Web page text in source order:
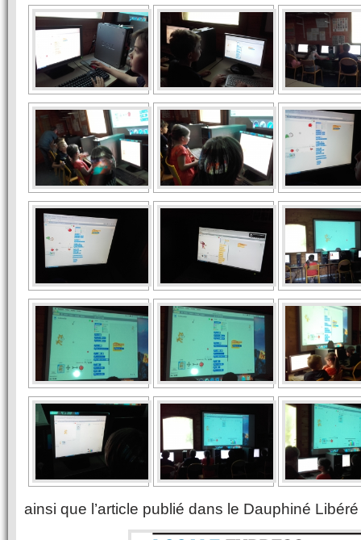
ainsi que l’article publié dans le Dauphiné Libéré